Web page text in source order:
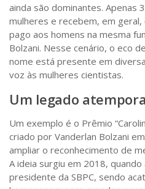
ainda são dominantes. Apenas
mulheres e recebem, em
pago aos homens na mesma
Bolzani. Nesse cenário, o eco
nome está presente em
voz às mulheres cientistas.
Um legado
Um exemplo é o Prêmio
criado por Vanderlan Bolzani
ampliar o reconhecimento de
A ideia surgiu em 2018,
presidente da SBPC, sendo